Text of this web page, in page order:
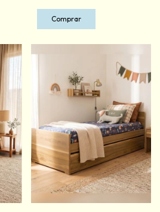
Comprar